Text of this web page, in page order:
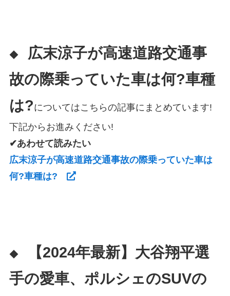
◆
広末涼子が高速道路交通事
故の際乗っていた車は何?車種
は?についてはこちらの記事にまとめています!
下記からお進みください!
✔あわせて読みたい
広末涼子が高速道路交通事故の際乗っていた車は
何?車種は?
◆
【2024年最新】大谷翔平選
手の愛車、ポルシェのSUVの